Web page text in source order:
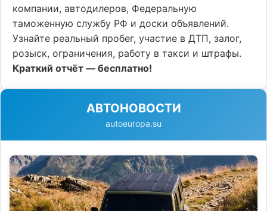
компании, автодилеров, Федеральную
таможенную службу РФ и доски объявлений.
Узнайте реальный пробег, участие в ДТП, залог,
розыск, ограничения, работу в такси и штрафы.
Краткий отчёт — бесплатно!
АВТОНОВОСТИ
autoeuropa.su